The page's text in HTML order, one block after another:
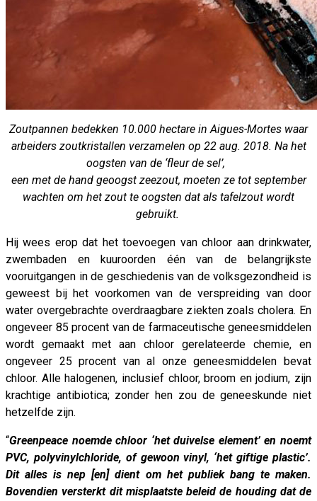
Zoutpannen bedekken 10.000 hectare in Aigues-Mortes waar
arbeiders zoutkristallen verzamelen op 22 aug. 2018. Na het
oogsten van de ‘fleur de sel’,
een met de hand geoogst zeezout, moeten ze tot september
wachten om het zout te oogsten dat als tafelzout wordt
gebruikt.
Hij wees erop dat het toevoegen van chloor aan drinkwater,
zwembaden en kuuroorden één van de belangrijkste
vooruitgangen in de geschiedenis van de volksgezondheid is
geweest bij het voorkomen van de verspreiding van door
water overgebrachte overdraagbare ziekten zoals cholera. En
ongeveer 85 procent van de farmaceutische geneesmiddelen
wordt gemaakt met aan chloor gerelateerde chemie, en
ongeveer 25 procent van al onze geneesmiddelen bevat
chloor. Alle halogenen, inclusief chloor, broom en jodium, zijn
krachtige antibiotica; zonder hen zou de geneeskunde niet
hetzelfde zijn.
“Greenpeace noemde chloor ‘het duivelse element’ en noemt
PVC, polyvinylchloride, of gewoon vinyl, ‘het giftige plastic’.
Dit alles is nep [en] dient om het publiek bang te maken.
Bovendien versterkt dit misplaatste beleid de houding dat de